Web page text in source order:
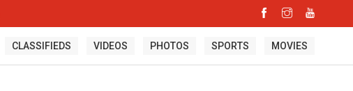
CLASSIFIEDS VIDEOS PHOTOS SPORTS MOVIES